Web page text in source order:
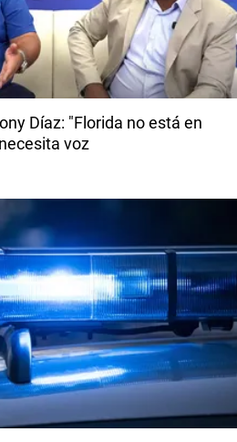
Díaz: "Florida no está en
voz